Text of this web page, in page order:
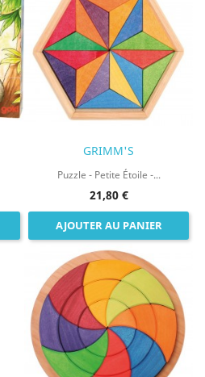
GRIMM'S
Puzzle - Petite Étoile -...
21,80 €
AJOUTER AU PANIER